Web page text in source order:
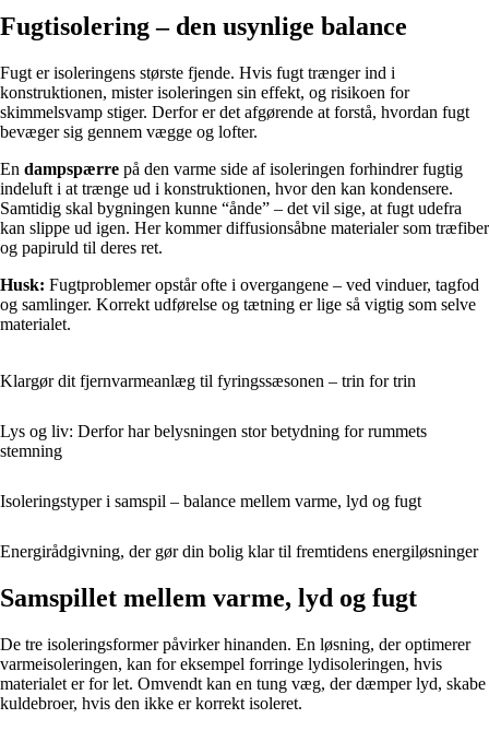
Fugtisolering – den usynlige balance
Fugt er isoleringens største fjende. Hvis fugt trænger ind i
konstruktionen, mister isoleringen sin effekt, og risikoen for
skimmelsvamp stiger. Derfor er det afgørende at forstå, hvordan fugt
bevæger sig gennem vægge og lofter.
En dampspærre på den varme side af isoleringen forhindrer fugtig
indeluft i at trænge ud i konstruktionen, hvor den kan kondensere.
Samtidig skal bygningen kunne “ånde” – det vil sige, at fugt udefra
kan slippe ud igen. Her kommer diffusionsåbne materialer som træfiber
og papiruld til deres ret.
Husk: Fugtproblemer opstår ofte i overgangene – ved vinduer, tagfod
og samlinger. Korrekt udførelse og tætning er lige så vigtig som selve
materialet.
Klargør dit fjernvarmeanlæg til fyringssæsonen – trin for trin
Lys og liv: Derfor har belysningen stor betydning for rummets
stemning
Isoleringstyper i samspil – balance mellem varme, lyd og fugt
Energirådgivning, der gør din bolig klar til fremtidens energiløsninger
Samspillet mellem varme, lyd og fugt
De tre isoleringsformer påvirker hinanden. En løsning, der optimerer
varmeisoleringen, kan for eksempel forringe lydisoleringen, hvis
materialet er for let. Omvendt kan en tung væg, der dæmper lyd, skabe
kuldebroer, hvis den ikke er korrekt isoleret.